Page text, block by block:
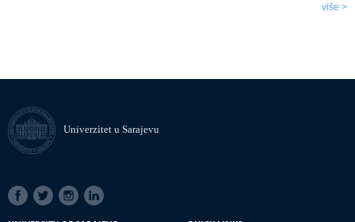
više >
Univerzitet u Sarajevu
SOCIAL
LINKS